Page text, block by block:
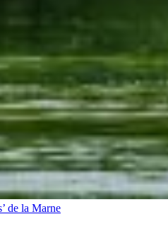
de la Marne